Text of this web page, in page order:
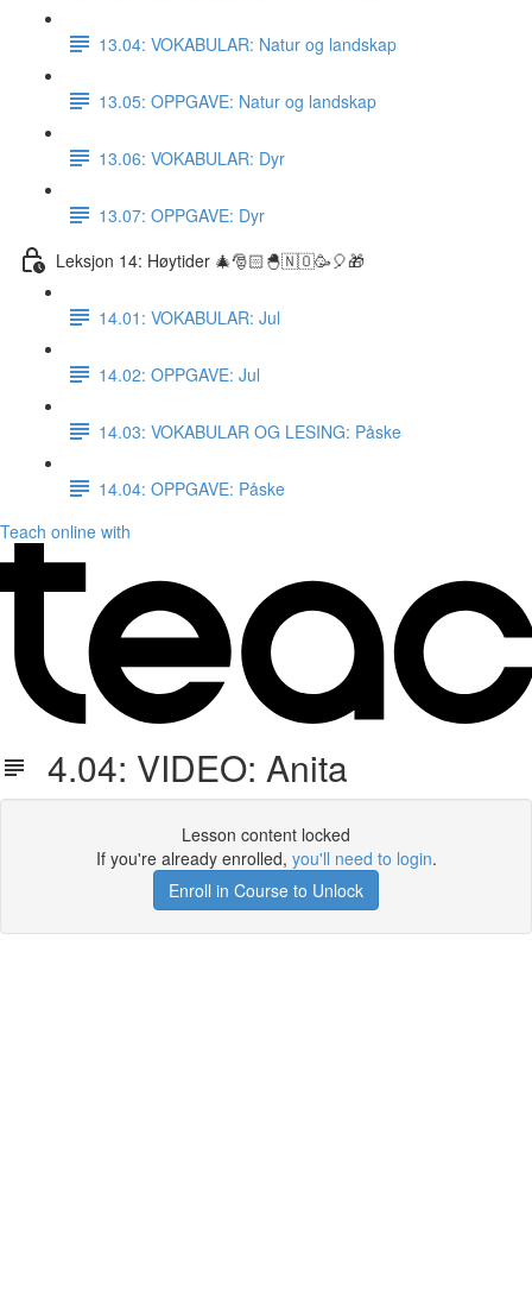
13.04: VOKABULAR: Natur og landskap
13.05: OPPGAVE: Natur og landskap
13.06: VOKABULAR: Dyr
13.07: OPPGAVE: Dyr
Leksjon 14: Høytider 🎄🎅🏻🐣🇳🇴🥳🎈🎁
14.01: VOKABULAR: Jul
14.02: OPPGAVE: Jul
14.03: VOKABULAR OG LESING: Påske
14.04: OPPGAVE: Påske
Teach online with
4.04: VIDEO: Anita
Lesson content locked
If you're already enrolled, you'll need to login.
Enroll in Course to Unlock